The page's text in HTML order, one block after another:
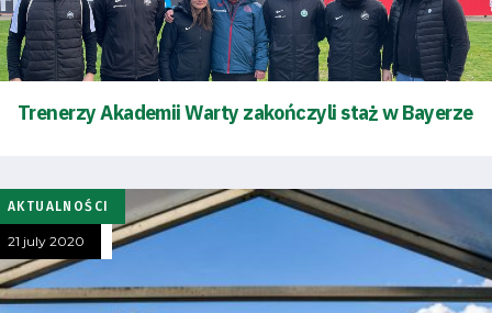
Trenerzy Akademii Warty zakończyli staż w Bayerze
AKTUALNOŚCI
21 july 2020